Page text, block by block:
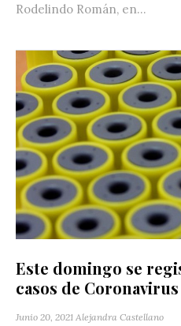
Rodelindo Román, en...
Este domingo se
casos de Coronavirus
Junio 20, 2021 Alejandra Castellano